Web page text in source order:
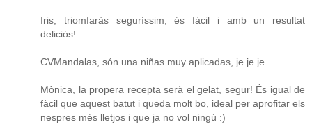
Iris, triomfaràs seguríssim, és fàcil i amb un resultat
deliciós!
CVMandalas, són una niñas muy aplicadas, je je je...
Mònica, la propera recepta serà el gelat, segur! És igual de
fàcil que aquest batut i queda molt bo, ideal per aprofitar els
nespres més lletjos i que ja no vol ningú :)